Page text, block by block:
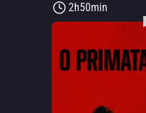
2h50min